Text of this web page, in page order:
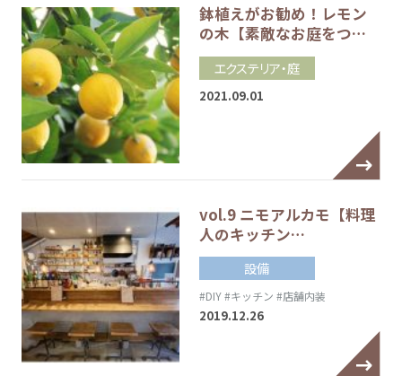
鉢植えがお勧め！レモン
の木【素敵なお庭をつ…
エクステリア・庭
2021.09.01
vol.9 ニモアルカモ【料理
人のキッチン…
設備
#DIY#キッチン #店舗内装
2019.12.26